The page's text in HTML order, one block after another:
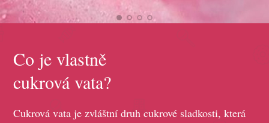
Co je vlastně
cukrová vata?
Cukrová vata je zvláštní druh cukrové sladkosti, která